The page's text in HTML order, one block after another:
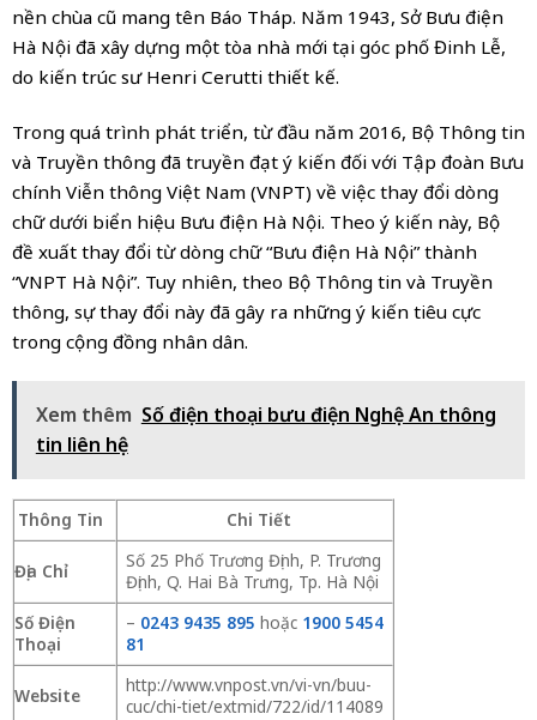
nền chùa cũ mang tên Báo Tháp. Năm 1943, Sở Bưu điện
Hà Nội đã xây dựng một tòa nhà mới tại góc phố Đinh Lễ,
do kiến trúc sư Henri Cerutti thiết kế.
Trong quá trình phát triển, từ đầu năm 2016, Bộ Thông tin
và Truyền thông đã truyền đạt ý kiến đối với Tập đoàn Bưu
chính Viễn thông Việt Nam (VNPT) về việc thay đổi dòng
chữ dưới biển hiệu Bưu điện Hà Nội. Theo ý kiến này, Bộ
đề xuất thay đổi từ dòng chữ “Bưu điện Hà Nội” thành
“VNPT Hà Nội”. Tuy nhiên, theo Bộ Thông tin và Truyền
thông, sự thay đổi này đã gây ra những ý kiến tiêu cực
trong cộng đồng nhân dân.
Xem thêm Số điện thoại bưu điện Nghệ An thông
tin liên hệ
Thông Tin Chi Tiết
Địa Chỉ
Số 25 Phố Trương Định, P. Trương
Định, Q. Hai Bà Trưng, Tp. Hà Nội
Số Điện
Thoại
– 0243 9435 895 hoặc 1900 5454
81
Website
http://www.vnpost.vn/vi-vn/buu-
cuc/chi-tiet/extmid/722/id/114089